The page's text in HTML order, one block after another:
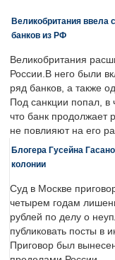
Великобритания ввела
банков из РФ
Великобритания
России.В него были
ряд банков, а также
Под санкции попал, в
что банк продолжает
не повлияют на его
Блогера Гусейна
колонии
Суд в Москве
четырем годам
рублей по делу о
публиковать посты в
Приговор был